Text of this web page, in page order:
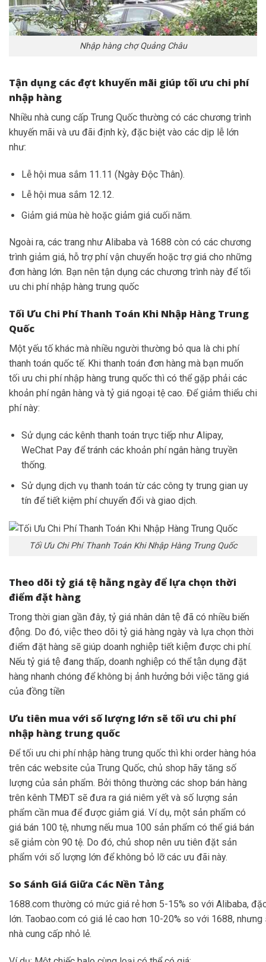
Nhập hàng chợ Quảng Châu
Tận dụng các đợt khuyến mãi giúp tối ưu chi phí
nhập hàng
Nhiều nhà cung cấp Trung Quốc thường có các chương trình
khuyến mãi và ưu đãi định kỳ, đặc biệt vào các dịp lễ lớn
như:
Lễ hội mua sắm 11.11 (Ngày Độc Thân).
Lễ hội mua sắm 12.12.
Giảm giá mùa hè hoặc giảm giá cuối năm.
Ngoài ra, các trang như Alibaba và 1688 còn có các chương
trình giảm giá, hỗ trợ phí vận chuyển hoặc trợ giá cho những
đơn hàng lớn. Bạn nên tận dụng các chương trình này để tối
ưu chi phí nhập hàng trung quốc
Tối Ưu Chi Phí Thanh Toán Khi Nhập Hàng Trung
Quốc
Một yếu tố khác mà nhiều người thường bỏ qua là chi phí
thanh toán quốc tế. Khi thanh toán đơn hàng mà bạn muốn
tối ưu chi phí nhập hàng trung quốc thì có thể gặp phải các
khoản phí ngân hàng và tỷ giá ngoại tệ cao. Để giảm thiểu chi
phí này:
Sử dụng các kênh thanh toán trực tiếp như Alipay,
WeChat Pay để tránh các khoản phí ngân hàng truyền
thống.
Sử dụng dịch vụ thanh toán từ các công ty trung gian uy
tín để tiết kiệm phí chuyển đổi và giao dịch.
Tối Ưu Chi Phí Thanh Toán Khi Nhập Hàng Trung Quốc
Theo dõi tỷ giá tệ hằng ngày để lựa chọn thời
điểm đặt hàng
Trong thời gian gần đây, tỷ giá nhân dân tệ đã có nhiều biến
động. Do đó, việc theo dõi tỷ giá hàng ngày và lựa chọn thời
điểm đặt hàng sẽ giúp doanh nghiệp tiết kiệm được chi phí.
Nếu tỷ giá tệ đang thấp, doanh nghiệp có thể tận dụng đặt
hàng nhanh chóng để không bị ảnh hưởng bởi việc tăng giá
của đồng tiền
Ưu tiên mua với số lượng lớn sẽ tối ưu chi phí
nhập hàng trung quốc
Để tối ưu chi phí nhập hàng trung quốc thì khi order hàng hóa
trên các website của Trung Quốc, chủ shop hãy tăng số
lượng của sản phẩm. Bởi thông thường các shop bán hàng
trên kênh TMĐT sẽ đưa ra giá niêm yết và số lượng sản
phẩm cần mua để được giảm giá. Ví dụ, một sản phẩm có
giá bán 100 tệ, nhưng nếu mua 100 sản phẩm có thể giá bán
sẽ giảm còn 90 tệ. Do đó, chủ shop nên ưu tiên đặt sản
phẩm với số lượng lớn để không bỏ lỡ các ưu đãi này.
So Sánh Giá Giữa Các Nền Tảng
1688.com thường có mức giá rẻ hơn 5-15% so với Alibaba,
lớn. Taobao.com có giá lẻ cao hơn 10-20% so với 1688,
nhà cung cấp nhỏ lẻ.